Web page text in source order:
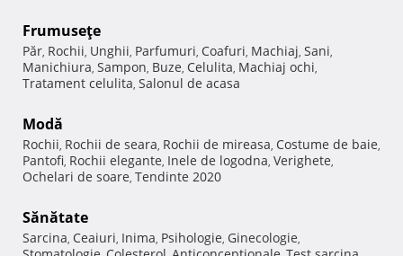
Frumuseţe
Păr, Rochii, Unghii, Parfumuri, Coafuri, Machiaj, Sani,
Manichiura, Sampon, Buze, Celulita, Machiaj ochi,
Tratament celulita, Salonul de acasa
Modă
Rochii, Rochii de seara, Rochii de mireasa, Costume de baie,
Pantofi, Rochii elegante, Inele de logodna, Verighete,
Ochelari de soare, Tendinte 2020
Sănătate
Sarcina, Ceaiuri, Inima, Psihologie, Ginecologie,